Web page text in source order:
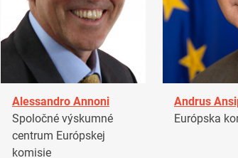
Alessandro Annoni
Spoločné výskumné
centrum Európskej
komisie
Andrus
Európska